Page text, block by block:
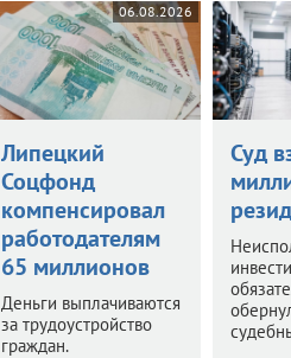
06.08.2026
Липецкий
Соцфонд
компенсировал
работодателям
65 миллионов
Деньги выплачиваются
за трудоустройство
граждан.
Суд